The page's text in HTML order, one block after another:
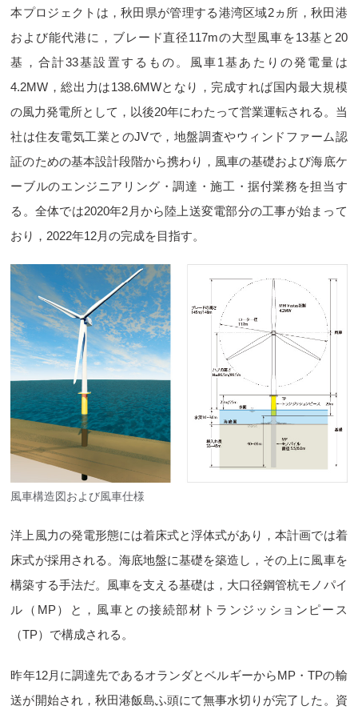
本プロジェクトは，秋田県が管理する港湾区域2ヵ所，秋田港
および能代港に，ブレード直径117mの大型風車を13基と20
基，合計33基設置するもの。風車1基あたりの発電量は
4.2MW，総出力は138.6MWとなり，完成すれば国内最大規模
の風力発電所として，以後20年にわたって営業運転される。当
社は住友電気工業とのJVで，地盤調査やウィンドファーム認
証のための基本設計段階から携わり，風車の基礎および海底ケ
ーブルのエンジニアリング・調達・施工・据付業務を担当す
る。全体では2020年2月から陸上送変電部分の工事が始まって
おり，2022年12月の完成を目指す。
風車構造図および風車仕様
洋上風力の発電形態には着床式と浮体式があり，本計画では着
床式が採用される。海底地盤に基礎を築造し，その上に風車を
構築する手法だ。風車を支える基礎は，大口径鋼管杭モノパイ
ル（MP）と，風車との接続部材トランジッションピース
（TP）で構成される。
昨年12月に調達先であるオランダとベルギーからMP・TPの輸
送が開始され，秋田港飯島ふ頭にて無事水切りが完了した。資